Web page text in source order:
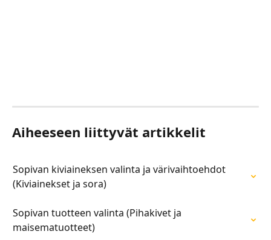
Aiheeseen liittyvät artikkelit
Sopivan kiviaineksen valinta ja värivaihtoehdot
(Kiviainekset ja sora)
Sopivan tuotteen valinta (Pihakivet ja
maisematuotteet)